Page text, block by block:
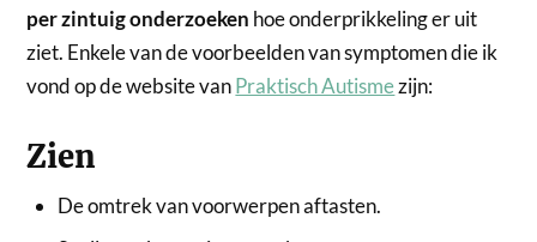
per zintuig onderzoeken hoe onderprikkeling er uit
ziet. Enkele van de voorbeelden van symptomen die ik
vond op de website vanPraktisch Autismezijn:
Zien
De omtrek van voorwerpen aftasten.